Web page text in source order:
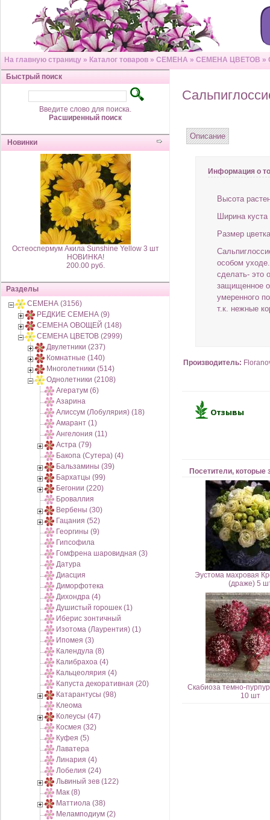
На главную страницу » Каталог товаров » СЕМЕНА » СЕМЕНА ЦВЕТОВ »
Быстрый поиск
Введите слово для поиска.
Расширенный поиск
Новинки
Остеоспермум Акила Sunshine Yellow 3 шт
НОВИНКА!
200.00 руб.
Разделы
СЕМЕНА (3156)
РЕДКИЕ СЕМЕНА (9)
СЕМЕНА ОВОЩЕЙ (148)
СЕМЕНА ЦВЕТОВ (2999)
Двулетники (237)
Комнатные (140)
Многолетники (514)
Однолетники (2108)
Агератум (6)
Азарина
Алиссум (Лобулярия) (18)
Амарант (1)
Ангелония (11)
Астра (79)
Бакопа (Сутера) (4)
Бальзамины (39)
Бархатцы (99)
Бегонии (220)
Броваллия
Вербены (30)
Гацания (52)
Георгины (9)
Гипсофила
Гомфрена шаровидная (3)
Датура
Диасция
Диморфотека
Дихондра (4)
Душистый горошек (1)
Иберис зонтичный
Изотома (Лаурентия) (1)
Ипомея (3)
Календула (8)
Калибрахоа (4)
Кальцеолярия (4)
Капуста декоративная (20)
Катарантусы (98)
Клеома
Колеусы (47)
Космея (32)
Куфея (5)
Лаватера
Линария (4)
Лобелия (24)
Львиный зев (122)
Мак (8)
Маттиола (38)
Меламподиум (2)
Описание
Информация о
Высота
Ширина
Размер
особом
сделать- это
защищенное
умеренного
т.к. нежные
Производитель:
Посетители,
Эустома махровая
(драже) 5
Скабиоза темно-
10 шт